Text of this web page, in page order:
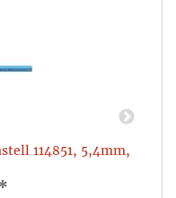
114851, 5,4mm,